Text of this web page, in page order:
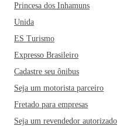
Princesa dos Inhamuns
Unida
ES Turismo
Expresso Brasileiro
Cadastre seu ônibus
Seja um motorista parceiro
Fretado para empresas
Seja um revendedor autorizado